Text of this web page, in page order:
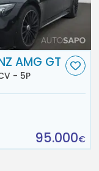
AMG GT
- 5P
95.000€